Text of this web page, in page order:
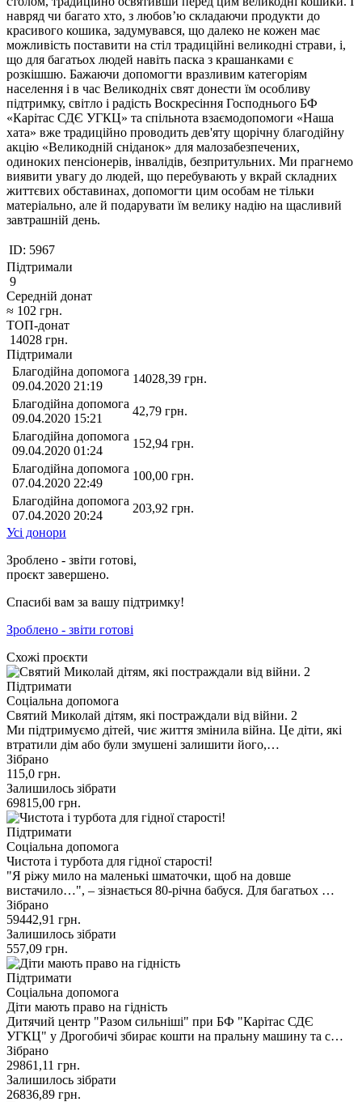
навряд чи багато хто, з любов’ю складаючи продукти до
красивого кошика, задумувався, що далеко не кожен має
можливість поставити на стіл традиційні великодні страви, і,
що для багатьох людей навіть паска з крашанками є
розкішшю. Бажаючи допомогти вразливим категоріям
населення і в час Великодніх свят донести їм особливу
підтримку, світло і радість Воскресіння Господнього БФ
«Карітас СДЄ УГКЦ» та спільнота взаємодопомоги «Наша
хата» вже традиційно проводить дев'яту щорічну благодійну
акцію «Великодній сніданок» для малозабезпечених,
одиноких пенсіонерів, інвалідів, безпритульних. Ми прагнемо
виявити увагу до людей, що перебувають у вкрай складних
життєвих обставинах, допомогти цим особам не тільки
матеріально, але й подарувати їм велику надію на щасливий
завтрашній день.
ID: 5967
Підтримали
9
Середній донат
≈ 102 грн.
ТОП-донат
14028 грн.
Підтримали
Благодійна допомога
09.04.2020 21:19
14028,39 грн.
Благодійна допомога
09.04.2020 15:21
42,79 грн.
Благодійна допомога
09.04.2020 01:24
152,94 грн.
Благодійна допомога
07.04.2020 22:49
100,00 грн.
Благодійна допомога
07.04.2020 20:24
203,92 грн.
Усі донори
Зроблено - звіти готові,
проєкт завершено.
Спасибі вам за вашу підтримку!
Зроблено - звіти готові
Схожі проєкти
Підтримати
Соціальна допомога
Святий Миколай дітям, які постраждали від війни. 2
Ми підтримуємо дітей, чиє життя змінила війна. Це діти, які
втратили дім або були змушені залишити його,…
Зібрано
115,0 грн.
Залишилось зібрати
69815,00 грн.
Підтримати
Соціальна допомога
Чистота і турбота для гідної старості!
"Я ріжу мило на маленькі шматочки, щоб на довше
вистачило…", – зізнається 80-річна бабуся. Для багатьох …
Зібрано
59442,91 грн.
Залишилось зібрати
557,09 грн.
Підтримати
Соціальна допомога
Діти мають право на гідність
Дитячий центр "Разом сильніші" при БФ "Карітас СДЄ
УГКЦ" у Дрогобичі збирає кошти на пральну машину та с…
Зібрано
29861,11 грн.
Залишилось зібрати
26836,89 грн.